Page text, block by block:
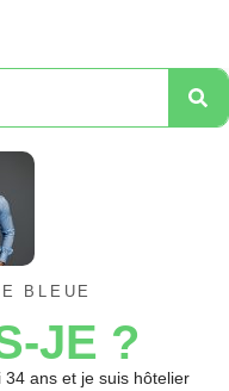
BLEUE
JE ?
34 ans et je suis hôtelier